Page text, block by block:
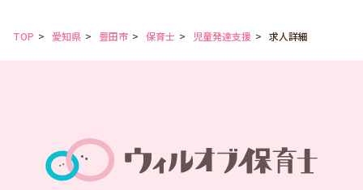
TOP 愛知県 豊田市 保育士 児童発達支援 求人詳細